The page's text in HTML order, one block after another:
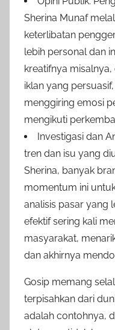
Sherina Munaf
keterlibatan
lebih personal dan
kreatifnya
iklan yang
menggiring emosi
mengikuti
Investigasi dan
tren dan isu yang
Sherina, banyak
momentum ini
analisis pasar yang
efektif sering kali
masyarakat,
dan akhirnya
Gosip memang
terpisahkan dari
adalah contohnya,